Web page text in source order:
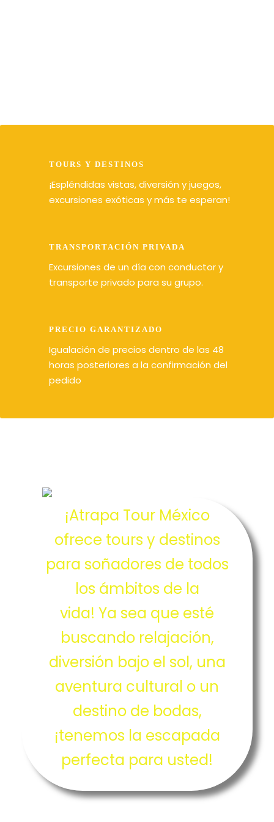
TOURS Y DESTINOS
¡Espléndidas vistas, diversión y juegos,
excursiones exóticas y más te esperan!
TRANSPORTACIÓN PRIVADA
Excursiones de un día con conductor y
transporte privado para su grupo.
PRECIO GARANTIZADO
Igualación de precios dentro de las 48
horas posteriores a la confirmación del
pedido
¡Atrapa Tour México
ofrece tours y destinos
para soñadores de todos
los ámbitos de la
vida! Ya sea que esté
buscando relajación,
diversión bajo el sol, una
aventura cultural o un
destino de bodas,
¡tenemos la escapada
perfecta para usted!